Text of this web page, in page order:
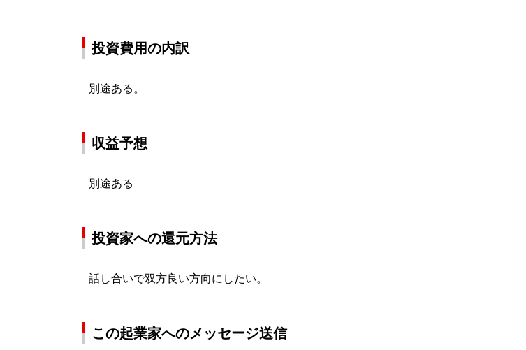
投資費用の内訳
別途ある。
収益予想
別途ある
投資家への還元方法
話し合いで双方良い方向にしたい。
この起業家へのメッセージ送信